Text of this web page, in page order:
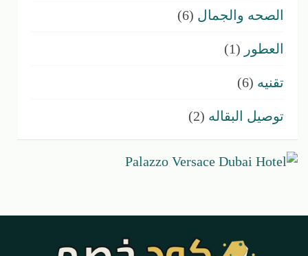
الصحه والجمال (6)
العطور (1)
تقنيه (6)
توصيل البقاله (2)